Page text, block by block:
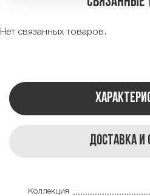
Нет связанных товаров.
Доставка и
Коллекция